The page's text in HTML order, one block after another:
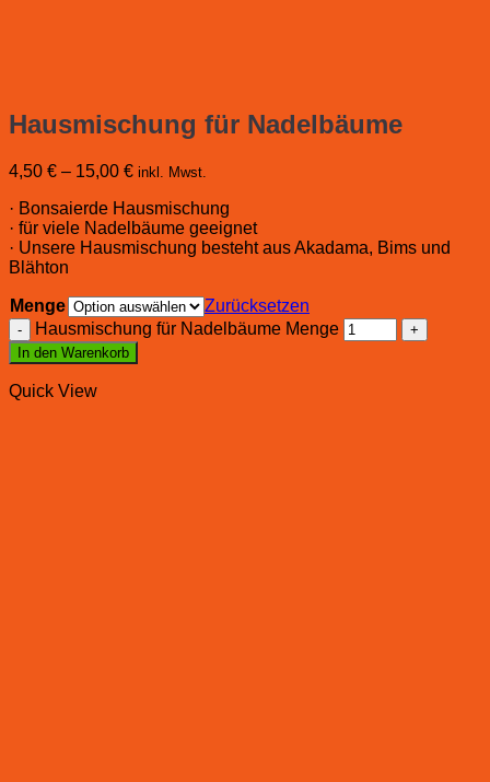
Hausmischung für Nadelbäume
4,50 € – 15,00 € inkl. Mwst.
· Bonsaierde Hausmischung
· für viele Nadelbäume geeignet
· Unsere Hausmischung besteht aus Akadama, Bims und
Blähton
Menge
Zurücksetzen
Hausmischung für Nadelbäume Menge
In den Warenkorb
Quick View